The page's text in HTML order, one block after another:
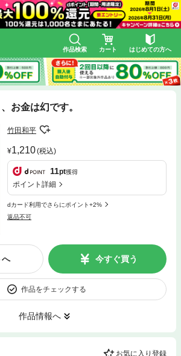
作品検索 カート はじめての方へ
お金は幻です。
竹田和平
1,210(税込)
11pt獲得
ポイント詳細
dカード利用でさらにポイント+2%
返品不可
へ 今すぐ買う
作品をチェックする
作品情報へ
お気に入り登録